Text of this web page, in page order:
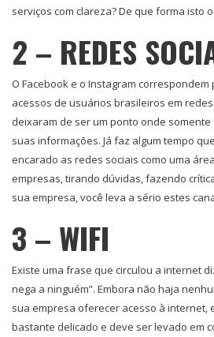
serviços com clareza? De que forma isto
2 – REDES
O Facebook e o Instagram
acessos de usuários brasileiros em
deixaram de ser um ponto onde
suas informações. Já faz algum tempo
encarado as redes sociais como uma
empresas, tirando dúvidas, fazendo
sua empresa, você leva a sério estes
3 – WIFI
Existe uma frase que circulou a internet
nega a ninguém”. Embora não haja
sua empresa oferecer acesso à internet,
bastante delicado e deve ser levado em